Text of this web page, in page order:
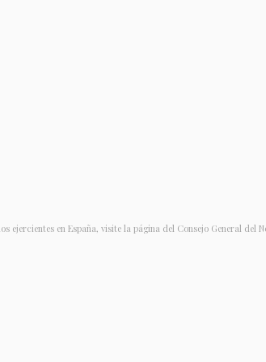
en España, visite la página del Consejo General del